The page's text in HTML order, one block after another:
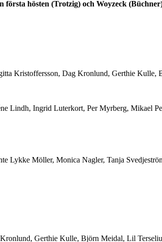
hösten (Trotzig) och Woyzeck
Kristoffersson, Dag Kronlund, Gerthie
Lindh, Ingrid Luterkort, Per Myrberg, Mikael
Lykke Möller, Monica Nagler, Tanja
Gerthie Kulle, Björn Meidal, Lil